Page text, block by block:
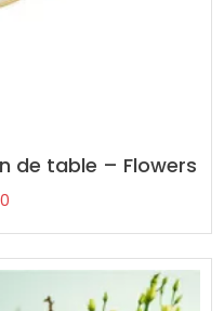
de table – Flowers